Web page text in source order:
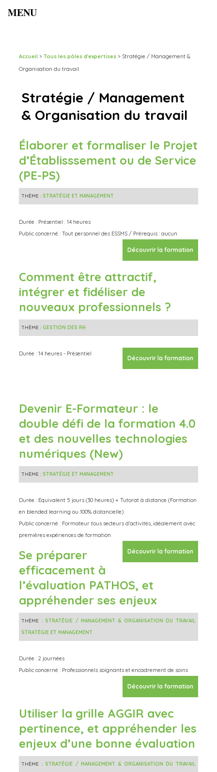
Accueil >Tous les pôles d'expertises >Stratégie / Management &
Organisation du travail
Stratégie / Management
& Organisation du travail
Élaborer et formaliser le Projet
d’Établisssement ou de Service
(PE-PS)
THÈME : STRATÉGIE ET MANAGEMENT
Durée : Présentiel : 14 heures
Public concerné : Tout personnel des ESSMS / Prérequis : aucun
Découvrir la formation
Comment être attractif,
intégrer et fidéliser de
nouveaux professionnels ?
THÈME : GESTION DES RH
Durée : 14 heures - Présentiel
Découvrir la formation
Devenir E-Formateur : le
double défi de la formation 4.0
et des nouvelles technologies
numériques (New)
THÈME : STRATÉGIE ET MANAGEMENT
Durée : Equivalent 5 jours (30 heures) + Tutorat à distance (Formation
en blended learning ou 100% distancielle)
Public concerné : Formateur tous secteurs d’activités, idéalement avec
premières expériences de formation
Découvrir la formation
Se préparer
efficacement à
l’évaluation PATHOS, et
appréhender ses enjeux
THÈME : STRATÉGIE / MANAGEMENT & ORGANISATION DU TRAVAIL
STRATÉGIE ET MANAGEMENT
Durée : 2 journées
Public concerné : Professionnels soignants et encadrement de soins
Découvrir la formation
Utiliser la grille AGGIR avec
pertinence, et appréhender les
enjeux d’une bonne évaluation
THÈME : STRATÉGIE / MANAGEMENT & ORGANISATION DU TRAVAIL
MENU